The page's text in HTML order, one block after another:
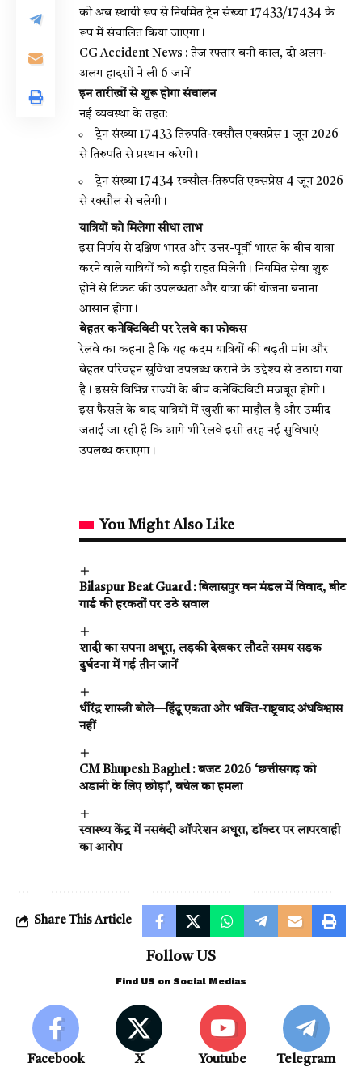
को अब स्थायी रूप से नियमित ट्रेन संख्या 17433/17434 के
रूप में संचालित किया जाएगा।
CG Accident News : तेज रफ्तार बनी काल, दो अलग-
अलग हादसों ने ली 6 जानें
इन तारीखों से शुरू होगा संचालन
नई व्यवस्था के तहत:
ट्रेन संख्या 17433 तिरुपति-रक्सौल एक्सप्रेस 1 जून 2026
से तिरुपति से प्रस्थान करेगी।
ट्रेन संख्या 17434 रक्सौल-तिरुपति एक्सप्रेस 4 जून 2026
से रक्सौल से चलेगी।
यात्रियों को मिलेगा सीधा लाभ
इस निर्णय से दक्षिण भारत और उत्तर-पूर्वी भारत के बीच यात्रा
करने वाले यात्रियों को बड़ी राहत मिलेगी। नियमित सेवा शुरू
होने से टिकट की उपलब्धता और यात्रा की योजना बनाना
आसान होगा।
बेहतर कनेक्टिविटी पर रेलवे का फोकस
रेलवे का कहना है कि यह कदम यात्रियों की बढ़ती मांग और
बेहतर परिवहन सुविधा उपलब्ध कराने के उद्देश्य से उठाया गया
है। इससे विभिन्न राज्यों के बीच कनेक्टिविटी मजबूत होगी।
इस फैसले के बाद यात्रियों में खुशी का माहौल है और उम्मीद
जताई जा रही है कि आगे भी रेलवे इसी तरह नई सुविधाएं
उपलब्ध कराएगा।
You Might Also Like
Bilaspur Beat Guard : बिलासपुर वन मंडल में विवाद, बीट
गार्ड की हरकतों पर उठे सवाल
शादी का सपना अधूरा, लड़की देखकर लौटते समय सड़क
दुर्घटना में गई तीन जानें
धीरेंद्र शास्त्री बोले—हिंदू एकता और भक्ति-राष्ट्रवाद अंधविश्वास
नहीं
CM Bhupesh Baghel : बजट 2026 ‘छत्तीसगढ़ को
अडानी के लिए छोड़ा’, बघेल का हमला
स्वास्थ्य केंद्र में नसबंदी ऑपरेशन अधूरा, डॉक्टर पर लापरवाही
का आरोप
Share This Article
Follow US
Find US on Social Medias
Facebook X Youtube Telegram